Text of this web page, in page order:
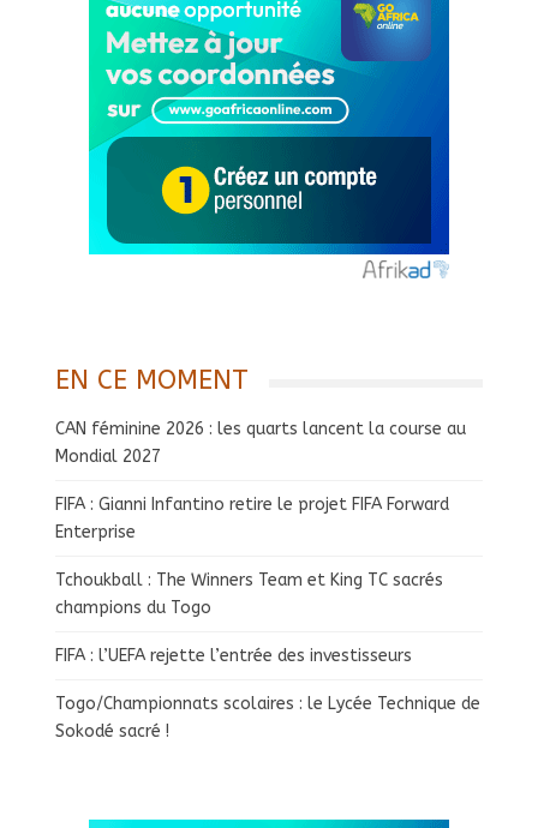
EN CE MOMENT
CAN féminine 2026 : les quarts lancent la course au
Mondial 2027
FIFA : Gianni Infantino retire le projet FIFA Forward
Enterprise
Tchoukball : The Winners Team et King TC sacrés
champions du Togo
FIFA : l’UEFA rejette l’entrée des investisseurs
Togo/Championnats scolaires : le Lycée Technique de
Sokodé sacré !